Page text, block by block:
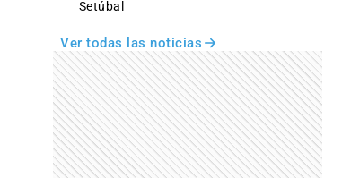
Setúbal
Ver todas las noticias